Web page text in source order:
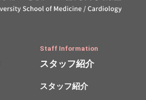
Staff Information
スタッフ紹介
スタッフ紹介